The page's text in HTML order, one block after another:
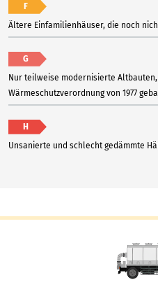
F
Ältere Einfamilienhäuser, die noch
G
Nur teilweise modernisierte Altbauten,
Wärmeschutzverordnung von 1977
H
Unsanierte und schlecht gedämmte